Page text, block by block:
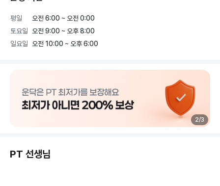
평일
오전 6:00 ~ 오전 0:00
토요일
오전 9:00 ~ 오후 8:00
일요일
오전 10:00 ~ 오후 6:00
2/3
PT 선생님